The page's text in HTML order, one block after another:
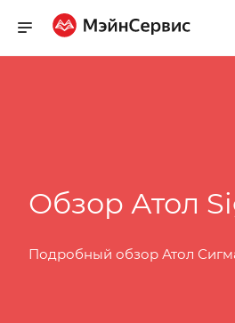
Обзор Атол
Подробный обзор Атол